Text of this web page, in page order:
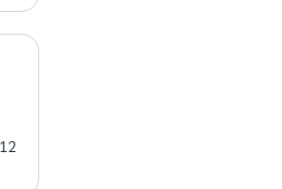
12